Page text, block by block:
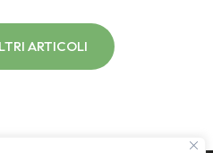
ARTICOLI